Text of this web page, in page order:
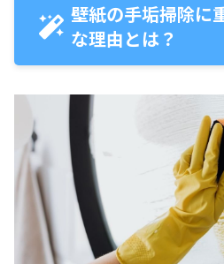
壁紙の手垢掃除に
な理由とは？